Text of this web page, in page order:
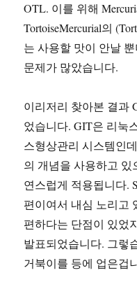
OTL. 이를 위해
TortoiseMercurial의
는 사용할 맛이 안날
문제가 많았습니다.
이리저리 찾아본 결과
었습니다. GIT은 리눅
스형상관리 시스템인
의 개념을 사용하고 있
연스럽게 적용됩니다.
편이여서 내심 노리고
편하다는 단점이 있었
발표되었습니다. 그렇
거북이를 등에 업은겁